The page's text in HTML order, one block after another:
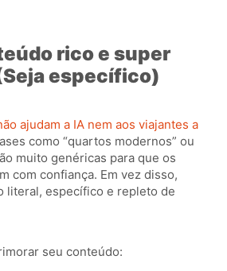
rico e super
específico)
ajudam a IA nem aos viajantes a
como “quartos modernos” ou
muito genéricas para que os
com confiança. Em vez disso,
literal, específico e repleto de
seu conteúdo: